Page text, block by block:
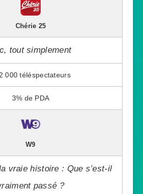
Chérie 25
tout simplement
000
3%
W9
vraie histoire : Que s’est-il
passé ?